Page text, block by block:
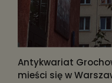
Antykwariat
mieści się w